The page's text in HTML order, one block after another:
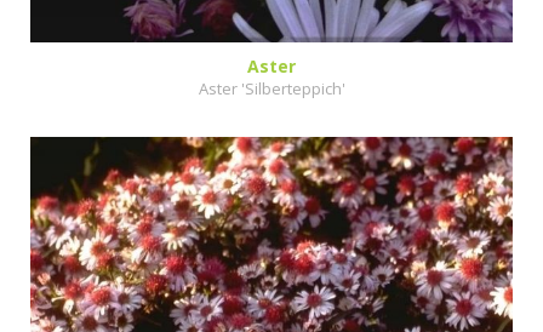
Aster
Aster 'Silberteppich'